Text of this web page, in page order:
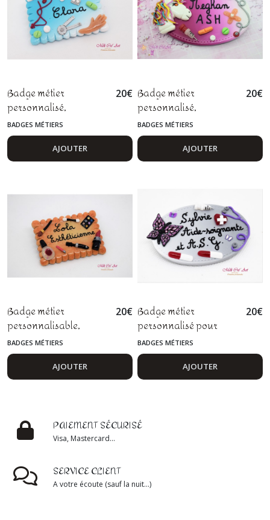
Badge métier
personnalisé,
ostéopathe, kiné,
kinésithérapeute, fimo
20€
BADGES MÉTIERS
AJOUTER
Badge métier
personnalisé,
puéricultrice, infirmière
en pédiatrie, auxiliaire
de santé et petite
enfance, licorne fimo
20€
BADGES MÉTIERS
AJOUTER
Badge métier
personnalisable,
esthéticienne,
maquilleuse,
conseillère beauté, fimo
20€
BADGES MÉTIERS
AJOUTER
Badge métier
personnalisé pour
personnels soignants
avec stéthoscope
20€
BADGES MÉTIERS
AJOUTER
PAIEMENT SÉCURISÉ
Visa, Mastercard...
SERVICE CLIENT
A votre écoute (sauf la nuit...)